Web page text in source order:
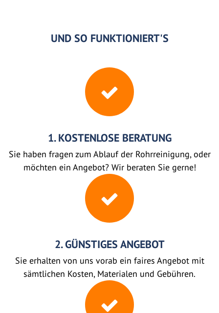
UND SO FUNKTIONIERT'S
1. KOSTENLOSE BERATUNG
Sie haben fragen zum Ablauf der Rohrreinigung, oder
möchten ein Angebot? Wir beraten Sie gerne!
2. GÜNSTIGES ANGEBOT
Sie erhalten von uns vorab ein faires Angebot mit
sämtlichen Kosten, Materialen und Gebühren.